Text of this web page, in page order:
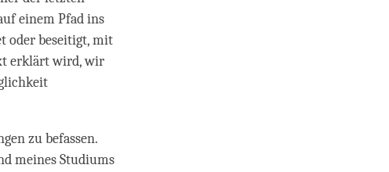
einem Pfad ins
oder beseitigt, mit
erklärt wird, wir
zu befassen.
meines Studiums